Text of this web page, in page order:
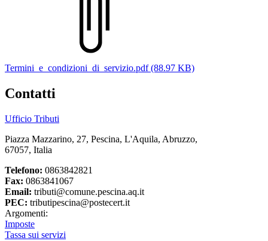
Termini_e_condizioni_di_servizio.pdf (88.97 KB)
Contatti
Ufficio Tributi
Piazza Mazzarino, 27, Pescina, L'Aquila, Abruzzo,
67057, Italia
Telefono: 0863842821
Fax: 0863841067
Email: tributi@comune.pescina.aq.it
PEC: tributipescina@postecert.it
Argomenti:
Imposte
Tassa sui servizi